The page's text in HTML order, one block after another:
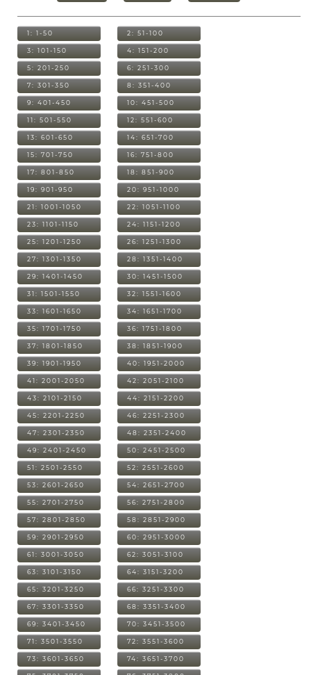
1: 1-50 2: 51-100
3: 101-150 4: 151-200
5: 201-250 6: 251-300
7: 301-350 8: 351-400
9: 401-450 10: 451-500
11: 501-550 12: 551-600
13: 601-650 14: 651-700
15: 701-750 16: 751-800
17: 801-850 18: 851-900
19: 901-950 20: 951-1000
21: 1001-1050 22: 1051-1100
23: 1101-1150 24: 1151-1200
25: 1201-1250 26: 1251-1300
27: 1301-1350 28: 1351-1400
29: 1401-1450 30: 1451-1500
31: 1501-1550 32: 1551-1600
33: 1601-1650 34: 1651-1700
35: 1701-1750 36: 1751-1800
37: 1801-1850 38: 1851-1900
39: 1901-1950 40: 1951-2000
41: 2001-2050 42: 2051-2100
43: 2101-2150 44: 2151-2200
45: 2201-2250 46: 2251-2300
47: 2301-2350 48: 2351-2400
49: 2401-2450 50: 2451-2500
51: 2501-2550 52: 2551-2600
53: 2601-2650 54: 2651-2700
55: 2701-2750 56: 2751-2800
57: 2801-2850 58: 2851-2900
59: 2901-2950 60: 2951-3000
61: 3001-3050 62: 3051-3100
63: 3101-3150 64: 3151-3200
65: 3201-3250 66: 3251-3300
67: 3301-3350 68: 3351-3400
69: 3401-3450 70: 3451-3500
71: 3501-3550 72: 3551-3600
73: 3601-3650 74: 3651-3700